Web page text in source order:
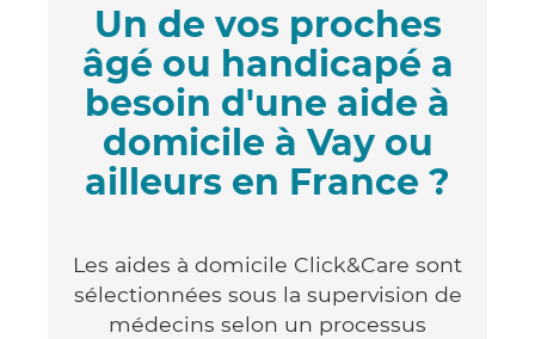
Un de vos proches
âgé ou handicapé a
besoin d'une aide à
domicile à Vay ou
ailleurs en France ?
Les aides à domicile Click&Care sont
sélectionnées sous la supervision de
médecins selon un processus